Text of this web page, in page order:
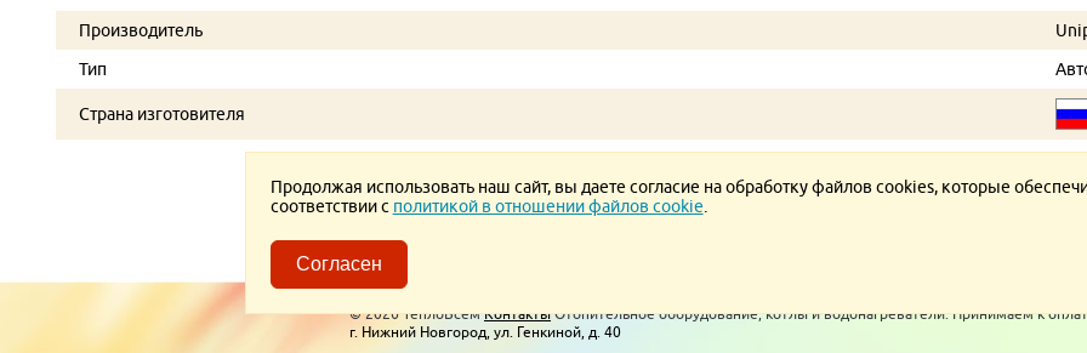
Производитель
Тип
Страна изготовителя
Пользовательское соглашение.
© 2026 ТеплоВсемКонтактыОтопительное оборудование, котлы и водонагреватели. Принимаем к
г. Нижний Новгород, ул. Генкиной, д. 40
Продолжая использовать наш сайт, вы даете согласие на обработку файлов cookies, которые
соответствии с политикой в отношении файлов cookie
Согласен